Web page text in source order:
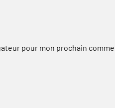
pour mon prochain